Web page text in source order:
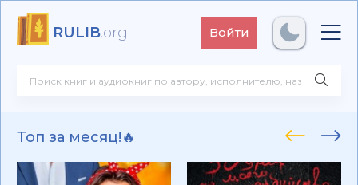
RULIB.org Войти
Топ за месяц!🔥